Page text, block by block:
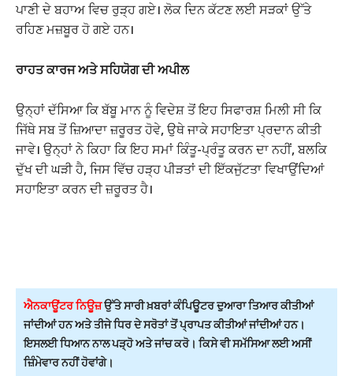
ਪਾਣੀ ਦੇ ਬਹਾਅ ਵਿਚ ਰੁੜ੍ਹ ਗਏ। ਲੋਕ ਦਿਨ ਕੱਟਣ ਲਈ ਸੜਕਾਂ ਉੱਤੇ
ਰਹਿਣ ਮਜ਼ਬੂਰ ਹੋ ਗਏ ਹਨ।
ਰਾਹਤ ਕਾਰਜ ਅਤੇ ਸਹਿਯੋਗ ਦੀ ਅਪੀਲ
ਉਨ੍ਹਾਂ ਦੱਸਿਆ ਕਿ ਬੱਬੂ ਮਾਨ ਨੂੰ ਵਿਦੇਸ਼ ਤੋਂ ਇਹ ਸਿਫਾਰਸ਼ ਮਿਲੀ ਸੀ ਕਿ
ਜਿੱਥੇ ਸਬ ਤੋਂ ਜ਼ਿਆਦਾ ਜ਼ਰੂਰਤ ਹੋਵੇ, ਉਥੇ ਜਾਕੇ ਸਹਾਇਤਾ ਪ੍ਰਦਾਨ ਕੀਤੀ
ਜਾਵੇ। ਉਨ੍ਹਾਂ ਨੇ ਕਿਹਾ ਕਿ ਇਹ ਸਮਾਂ ਕਿੰਤੂ-ਪ੍ਰੰਤੂ ਕਰਨ ਦਾ ਨਹੀਂ, ਬਲਕਿ
ਦੁੱਖ ਦੀ ਘੜੀ ਹੈ, ਜਿਸ ਵਿੱਚ ਹੜ੍ਹ ਪੀੜਤਾਂ ਦੀ ਇੱਕਜੁੱਟਤਾ ਵਿਖਾਉਂਦਿਆਂ
ਸਹਾਇਤਾ ਕਰਨ ਦੀ ਜ਼ਰੂਰਤ ਹੈ।
ਐਨਕਾਊਂਟਰ ਨਿਊਜ਼ਉੱਤੇ ਸਾਰੀ ਖ਼ਬਰਾਂ ਕੰਪਿਊਟਰ ਦੁਆਰਾ ਤਿਆਰ ਕੀਤੀਆਂ
ਜਾਂਦੀਆਂ ਹਨ ਅਤੇ ਤੀਜੇ ਧਿਰ ਦੇ ਸਰੋਤਾਂ ਤੋਂ ਪ੍ਰਾਪਤ ਕੀਤੀਆਂ ਜਾਂਦੀਆਂ ਹਨ।
ਇਸਲਈ ਧਿਆਨ ਨਾਲ ਪੜ੍ਹੋ ਅਤੇ ਜਾਂਚ ਕਰੋ। ਕਿਸੇ ਵੀ ਸਮੱਸਿਆ ਲਈ ਅਸੀਂ
ਜ਼ਿੰਮੇਵਾਰ ਨਹੀਂ ਹੋਵਾਂਗੇ।